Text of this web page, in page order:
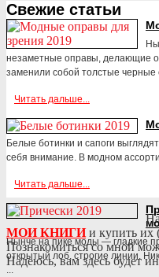
Свежие статьи
незаметные оправы, делающие
заменили собой толстые черные
Читать дальше...
Белые ботинки и сапоги
себя внимание. В модном
Читать дальше...
Нынче на пике моды — гладкие
открытый лоб, строгие линии.
...
МОИ КНИГИ и купить их
Познакомиться со мной
Надеюсь, вам здесь будет